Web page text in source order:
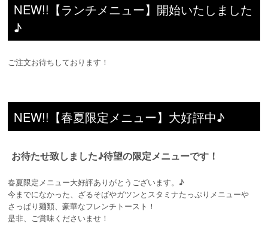
NEW!!【ランチメニュー】開始いたしました
♪
ご注文お待ちしております！
NEW!!【春夏限定メニュー】大好評中♪
お待たせ致しました♪待望の限定メニューです！
春夏限定メニュー大好評ありがとうございます。♪
今までになかった、ざるそばやガツンとスタミナたっぷりメニューや
さっぱり麺類、豪華なフレンチトースト！
是非、ご賞味くださいませ！